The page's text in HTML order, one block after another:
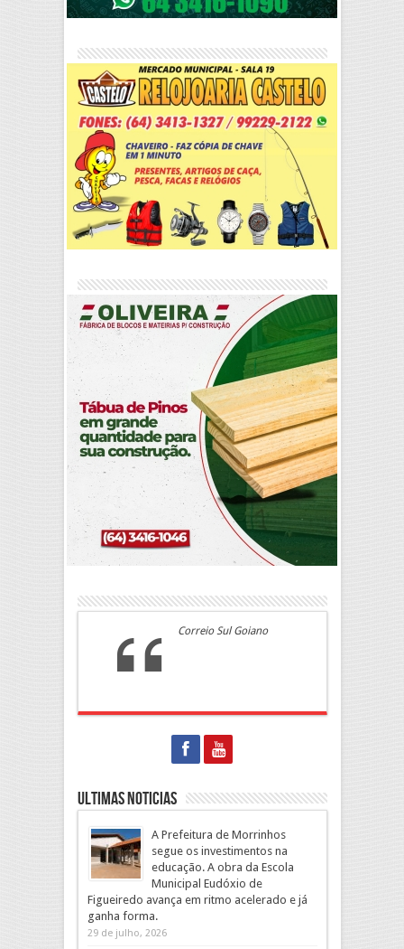
Correio Sul Goiano
Ultimas Noticias
A Prefeitura de Morrinhos
segue os investimentos na
educação. A obra da Escola
Municipal Eudóxio de
Figueiredo avança em ritmo acelerado e já
ganha forma.
29 de julho, 2026